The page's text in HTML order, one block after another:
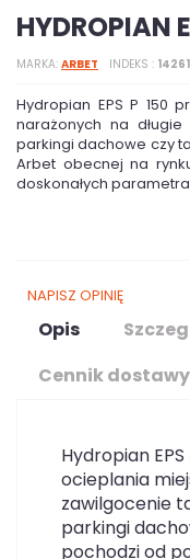
HYDROPIAN
MARKA ARBET INDEKS
Hydropian EPS P 150
narażonych na
parkingi dachowe czy
Arbet obecnej na
doskonałych
NAPISZ OPINIĘ
Opis
Cennik dostawy
Hydropian
ocieplania
zawilgocenie
parkingi
pochodzi od